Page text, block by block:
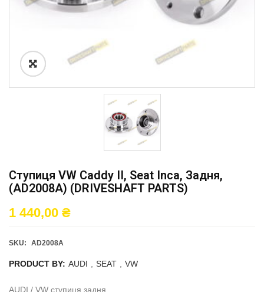
Ступиця VW Caddy II, Seat Inca, Задня,
(AD2008A) (DRIVESHAFT PARTS)
1 440,00 ₴
SKU: AD2008A
PRODUCT BY: AUDI SEAT VW
AUDI / VW ступиця задня